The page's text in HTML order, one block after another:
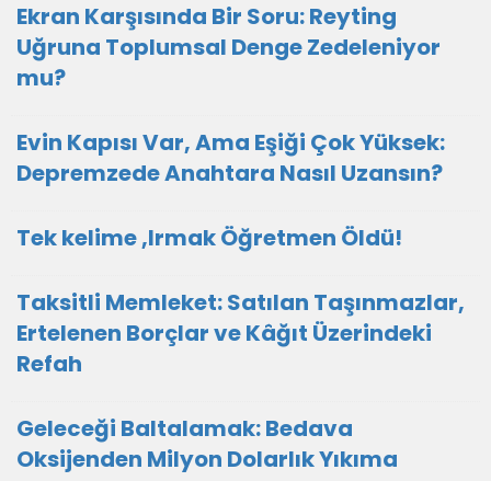
Ekran Karşısında Bir Soru: Reyting
Uğruna Toplumsal Denge Zedeleniyor
mu?
Evin Kapısı Var, Ama Eşiği Çok Yüksek:
Depremzede Anahtara Nasıl Uzansın?
Tek kelime ,Irmak Öğretmen Öldü!
Taksitli Memleket: Satılan Taşınmazlar,
Ertelenen Borçlar ve Kâğıt Üzerindeki
Refah
Geleceği Baltalamak: Bedava
Oksijenden Milyon Dolarlık Yıkıma